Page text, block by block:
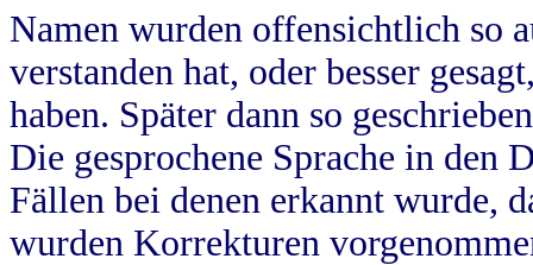
Namen wurden offensichtlich so
verstanden hat, oder besser
haben. Später dann so
Die gesprochene Sprache in
Fällen bei denen erkannt wurde,
wurden Korrekturen